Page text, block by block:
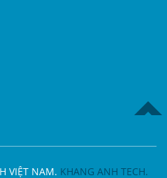
VIỆT NAM. KHANG ANH TECH.